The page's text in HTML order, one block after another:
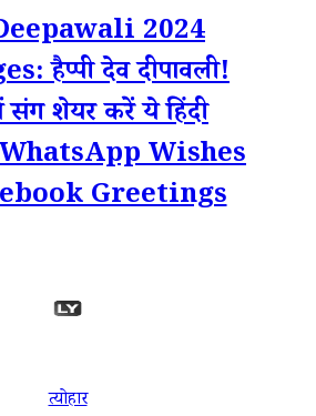
2024
हैप्पी देव दीपावली!
संग शेयर करें ये हिंदी
Wishes
Greetings
त्योहार